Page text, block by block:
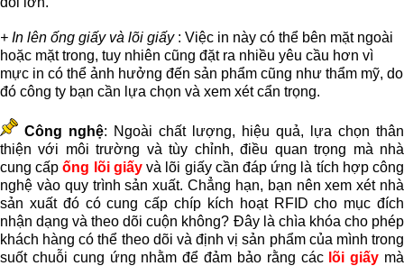
+ In lên ống giấy và lõi giấy : Việc in này có thể bên mặt ngoài
hoặc mặt trong, tuy nhiên cũng đặt ra nhiều yêu cầu hơn vì
mực in có thể ảnh hưởng đến sản phẩm cũng như thẩm mỹ, do
đó công ty bạn cần lựa chọn và xem xét cẩn trọng.
Công nghệ: Ngoài chất lượng, hiệu quả, lựa chọn thân
thiện với môi trường và tùy chỉnh, điều quan trọng mà nhà
cung cấp ống lõi giấyvà lõi giấy cần đáp ứng là tích hợp công
nghệ vào quy trình sản xuất. Chẳng hạn, bạn nên xem xét nhà
sản xuất đó có cung cấp chíp kích hoạt RFID cho mục đích
nhận dạng và theo dõi cuộn không? Đây là chìa khóa cho phép
khách hàng có thể theo dõi và định vị sản phẩm của mình trong
suốt chuỗi cung ứng nhằm để đảm bảo rằng cáclõi giấy mà